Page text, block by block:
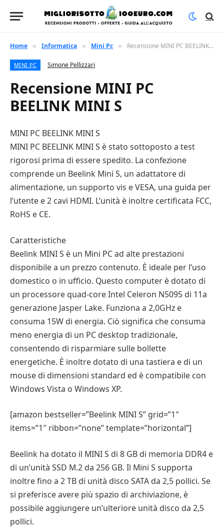
Home » Informatica » Mini Pc » Recensione MINI PC BEELINK MINI S
MINI PC Simone Pellizzari
Recensione MINI PC
BEELINK MINI S
MINI PC BEELINK MINI S
MINI PC BEELINK MINI S è stato sottoposto a test
rigorosi prima di essere spedito. La confezione
comprende un Beelink Mini S, un adattatore di
alimentazione, un supporto vis e VESA, una guida per
l’utente e 2 cavi HDMI. L’unità è inoltre certificata FCC,
RoHS e CE.
Caratteristiche
Beelink MINI S è un Mini PC ad alte prestazioni
disponibile a un prezzo contenuto. È ideale per l’uso
domestico o in ufficio. Questo computer è dotato di
un processore quad-core Intel Celeron N5095 di 11a
generazione Jasper Lake. Funziona a 2,0GHz e
consuma 15W di energia. Ciò significa che consuma
meno energia di un PC desktop tradizionale,
consentendo di risparmiare sulle bollette
energetiche. È inoltre dotato di una tastiera e di un
mouse di dimensioni standard ed è compatibile con
Windows Vista o Windows XP.
[amazon bestseller=”Beelink MINI S” grid=”1″
items=”1″ ribbon=”none” template=”horizontal”]
Beelink ha dotato il MINI S di 8 GB di memoria DDR4 e
di un’unità SSD M.2 da 256 GB. Il Mini S supporta
inoltre fino a 2 TB di unità disco SATA da 2,5 pollici. Se
si preferisce avere più spazio di archiviazione, è
possibile aggiungere un’ulteriore unità disco da 2,5
pollici.